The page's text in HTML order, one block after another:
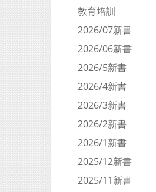
教育培訓
2026/07新書
2026/06新書
2026/5新書
2026/4新書
2026/3新書
2026/2新書
2026/1新書
2025/12新書
2025/11新書